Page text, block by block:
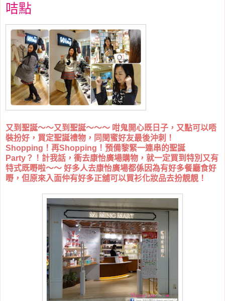
咭點
又到聖誕～～又到聖誕～～～ 咁鬼開心既日子，又點可以唔
裝扮好，買定聖誕禮物，同閏蜜好友最後沖刺！
Shopping！再Shopping！預備黎緊一連串的聖誕
Party？！計我話，衝去康怡廣場購物，就一定買到特別又有
特式既嘢啦～～ 好多人去康怡廣場都係因為有好多餐廳食好
嘢，但原來入面仲有好多正舖可以買衫化妝品去扮靚靚！